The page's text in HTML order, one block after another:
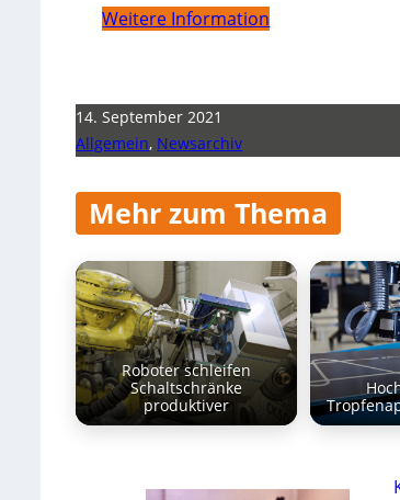
Weitere Information
14. September 2021
Allgemein, Newsarchiv
Mehr zum Thema
Roboter schleifen
Schaltschränke
produktiver